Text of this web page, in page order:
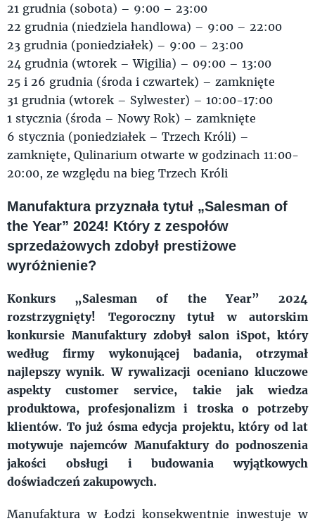
21 grudnia (sobota) – 9:00 – 23:00
22 grudnia (niedziela handlowa) – 9:00 – 22:00
23 grudnia (poniedziałek) – 9:00 – 23:00
24 grudnia (wtorek – Wigilia) – 09:00 – 13:00
25 i 26 grudnia (środa i czwartek) – zamknięte
31 grudnia (wtorek – Sylwester) – 10:00-17:00
1 stycznia (środa – Nowy Rok) – zamknięte
6 stycznia (poniedziałek – Trzech Króli) –
zamknięte, Qulinarium otwarte w godzinach 11:00-
20:00, ze względu na bieg Trzech Króli
Manufaktura przyznała tytuł „Salesman of
the Year” 2024! Który z zespołów
sprzedażowych zdobył prestiżowe
wyróżnienie?
Konkurs „Salesman of the Year” 2024
rozstrzygnięty! Tegoroczny tytuł w autorskim
konkursie Manufaktury zdobył salon iSpot, który
według firmy wykonującej badania, otrzymał
najlepszy wynik. W rywalizacji oceniano kluczowe
aspekty customer service, takie jak wiedza
produktowa, profesjonalizm i troska o potrzeby
klientów. To już ósma edycja projektu, który od lat
motywuje najemców Manufaktury do podnoszenia
jakości obsługi i budowania wyjątkowych
doświadczeń zakupowych.
Manufaktura w Łodzi konsekwentnie inwestuje w